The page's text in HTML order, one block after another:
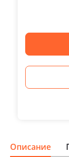
Описание